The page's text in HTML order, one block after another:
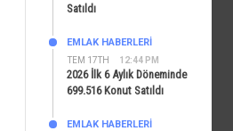
Satıldı
TEM 17TH 12:44 PM
EMLAK HABERLERI
2026 İlk 6 Aylık Döneminde
699.516 Konut Satıldı
EMLAK HABERLERI